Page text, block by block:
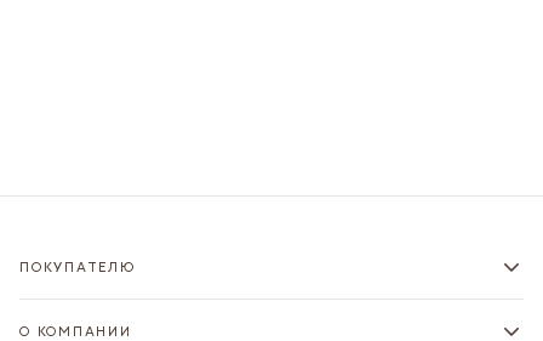
ПОКУПАТЕЛЮ
О КОМПАНИИ